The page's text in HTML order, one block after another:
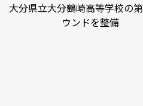
大分県立大分鶴崎高等学校の
ウンドを整備